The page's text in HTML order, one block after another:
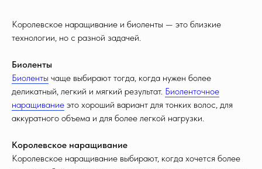
Королевское наращивание и биоленты — это близкие
технологии, но с разной задачей.
Биоленты
Биоленты чаще выбирают тогда, когда нужен более
деликатный, легкий и мягкий результат. Биоленточное
наращивание это хороший вариант для тонких волос, для
аккуратного объема и для более легкой нагрузки.
Королевское наращивание
Королевское наращивание выбирают, когда хочется более